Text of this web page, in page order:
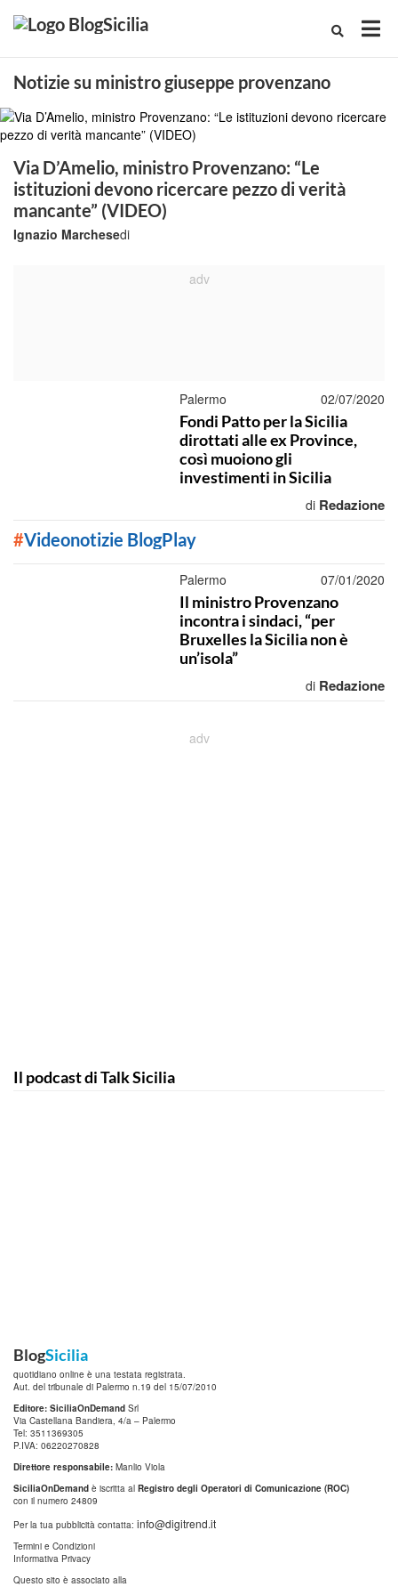
Notizie su ministro giuseppe provenzano
Via D’Amelio, ministro Provenzano: “Le
istituzioni devono ricercare pezzo di verità
mancante” (VIDEO)
di
Ignazio Marchese
Palermo 02/07/2020
Fondi Patto per la Sicilia
dirottati alle ex Province,
così muoiono gli
investimenti in Sicilia
di Redazione
#Videonotizie BlogPlay
Palermo 07/01/2020
Il ministro Provenzano
incontra i sindaci, “per
Bruxelles la Sicilia non è
un’isola”
di Redazione
Il podcast di Talk Sicilia
BlogSicilia
quotidiano online è una testata registrata.
Aut. del tribunale di Palermo n.19 del 15/07/2010
Editore: SiciliaOnDemand Srl
Via Castellana Bandiera, 4/a – Palermo
Tel: 3511369305
P.IVA: 06220270828
Direttore responsabile: Manlio Viola
SiciliaOnDemand è iscritta al Registro degli Operatori di Comunicazione (ROC)
con il numero 24809
Per la tua pubblicità contatta: info@digitrend.it
Termini e Condizioni
Informativa Privacy
Questo sito è associato alla